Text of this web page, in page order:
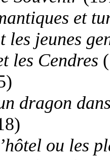
et
les jeunes
les Cendres
dragon
ou les